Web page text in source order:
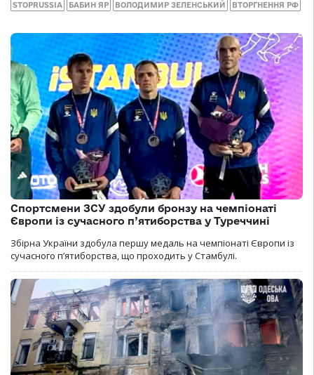
STOPRUSSIA БАБИН ЯР ВОЛОДИМИР ЗЕЛЕНСЬКИЙ ВТОРГНЕННЯ РФ
Спортсмени ЗСУ здобули бронзу на чемпіонаті
Європи із сучасного п’ятиборства у Туреччині
Збірна України здобула першу медаль на чемпіонаті Європи із
сучасного п’ятиборства, що проходить у Стамбулі.